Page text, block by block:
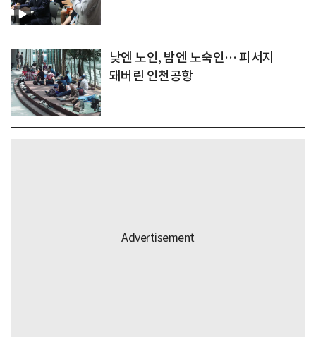
낮엔 노인, 밤엔 노숙인… 피서지
돼버린 인천공항